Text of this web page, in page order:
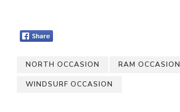
NORTH OCCASION RAM OCCASION
WINDSURF OCCASION